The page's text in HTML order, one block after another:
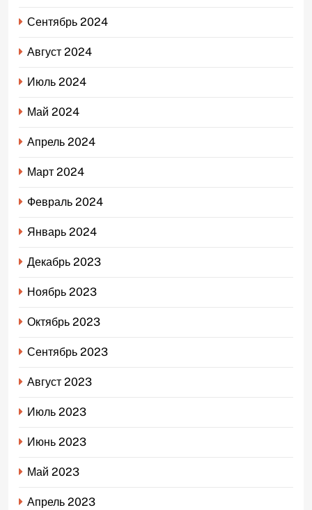
Сентябрь 2024
Август 2024
Июль 2024
Май 2024
Апрель 2024
Март 2024
Февраль 2024
Январь 2024
Декабрь 2023
Ноябрь 2023
Октябрь 2023
Сентябрь 2023
Август 2023
Июль 2023
Июнь 2023
Май 2023
Апрель 2023